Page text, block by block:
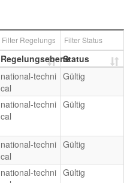
RegelungsebeneStatus
national-techni
cal
Gültig
national-techni
cal
Gültig
national-techni
cal
Gültig
national-techni Gültig